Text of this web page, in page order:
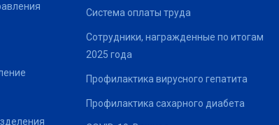
Система оплаты труда
Сотрудники, награжденные по итогам
2025 года
Профилактика вирусного гепатита
Профилактика сахарного диабета